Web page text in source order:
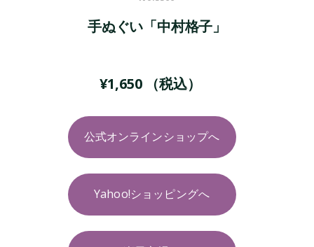
手ぬぐい「中村格子」
¥1,650 （税込）
公式オンラインショップへ
Yahoo!ショッピングへ